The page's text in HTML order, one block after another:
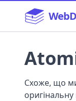
Схоже, що
оригінальну